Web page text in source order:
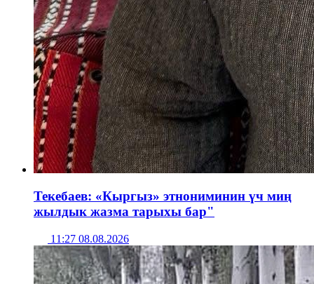
Текебаев: «Кыргыз» этнониминин үч миң
жылдык жазма тарыхы бар"
11:27 08.08.2026